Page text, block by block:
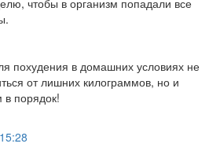
похудения в домашних условиях не
от лишних килограммов, но и
в порядок!